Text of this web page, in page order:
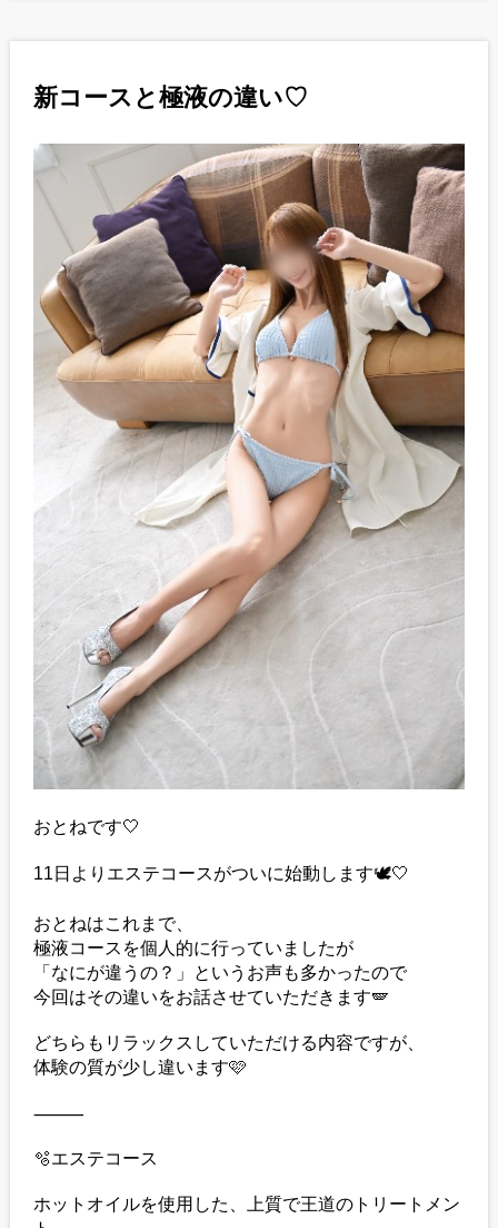
新コースと極液の違い♡
おとねです🤍
11日よりエステコースがついに始動します🕊️🤍
おとねはこれまで、
極液コースを個人的に行っていましたが
「なにが違うの？」というお声も多かったので
今回はその違いをお話させていただきます🪽
どちらもリラックスしていただける内容ですが、
体験の質が少し違います🩷
⸻
🫧エステコース
ホットオイルを使用した、上質で王道のトリートメン